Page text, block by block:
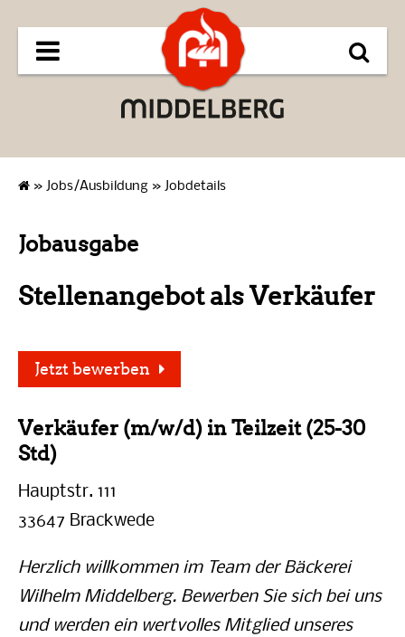
» Jobs/Ausbildung » Jobdetails
Jobausgabe
Stellenangebot als Verkäufer
Jetzt bewerben
Verkäufer (m/w/d) in Teilzeit (25-30
Std)
Hauptstr. 111
33647 Brackwede
Herzlich willkommen im Team der Bäckerei
Wilhelm Middelberg. Bewerben Sie sich bei uns
und werden ein wertvolles Mitglied unseres